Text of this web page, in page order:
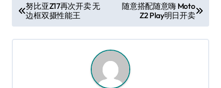
章
导
努比亚Z17再次开卖 无
边框双摄性能王
随意搭配随意嗨 Moto
Z2 Play明日开卖